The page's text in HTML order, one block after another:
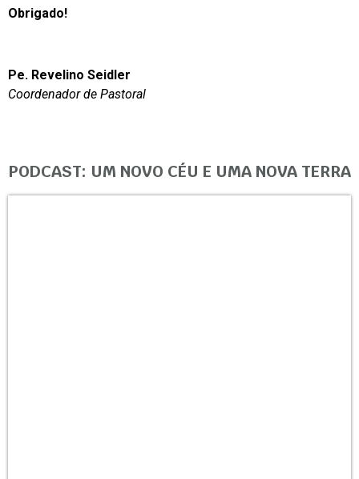
Obrigado!
Pe. Revelino Seidler
Coordenador de Pastoral
PODCAST: UM NOVO CÉU E UMA NOVA TERRA